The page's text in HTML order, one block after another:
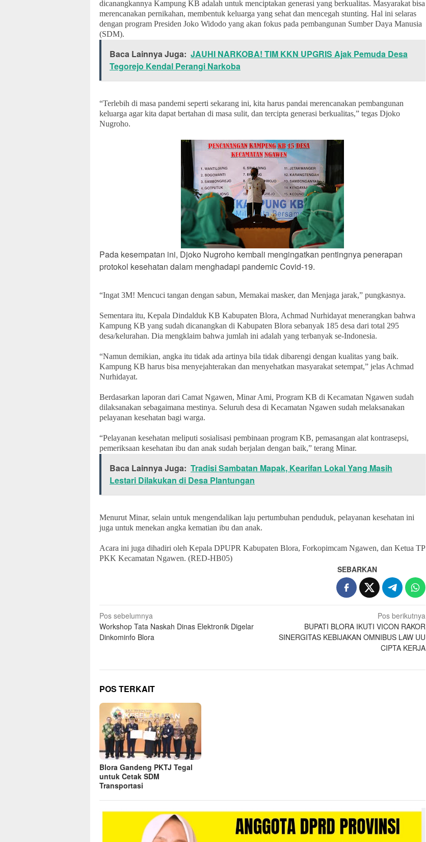
dicanangkannya Kampung KB adalah untuk menciptakan generasi yang berkualitas. Masyarakat bisa
merencanakan pernikahan, membentuk keluarga yang sehat dan mencegah stunting. Hal ini selaras
dengan program Presiden Joko Widodo yang akan fokus pada pembangunan Sumber Daya Manusia
(SDM).
Baca Lainnya Juga: JAUHI NARKOBA! TIM KKN UPGRIS Ajak Pemuda Desa
Tegorejo Kendal Perangi Narkoba
“Terlebih di masa pandemi seperti sekarang ini, kita harus pandai merencanakan pembangunan
keluarga agar kita dapat bertahan di masa sulit, dan tercipta generasi berkualitas,” tegas Djoko
Nugroho.
Pada kesempatan ini, Djoko Nugroho kembali mengingatkan pentingnya penerapan
protokol kesehatan dalam menghadapi pandemic Covid-19.
“Ingat 3M! Mencuci tangan dengan sabun, Memakai masker, dan Menjaga jarak,” pungkasnya.
Sementara itu, Kepala Dindalduk KB Kabupaten Blora, Achmad Nurhidayat menerangkan bahwa
Kampung KB yang sudah dicanangkan di Kabupaten Blora sebanyak 185 desa dari total 295
desa/kelurahan. Dia mengklaim bahwa jumlah ini adalah yang terbanyak se-Indonesia.
“Namun demikian, angka itu tidak ada artinya bila tidak dibarengi dengan kualitas yang baik.
Kampung KB harus bisa menyejahterakan dan menyehatkan masyarakat setempat,” jelas Achmad
Nurhidayat.
Berdasarkan laporan dari Camat Ngawen, Minar Ami, Program KB di Kecamatan Ngawen sudah
dilaksanakan sebagaimana mestinya. Seluruh desa di Kecamatan Ngawen sudah melaksanakan
pelayanan kesehatan bagi warga.
“Pelayanan kesehatan meliputi sosialisasi pembinaan program KB, pemasangan alat kontrasepsi,
pemeriksaan kesehatan ibu dan anak sudah berjalan dengan baik,” terang Minar.
Baca Lainnya Juga: Tradisi Sambatan Mapak, Kearifan Lokal Yang Masih
Lestari Dilakukan di Desa Plantungan
Menurut Minar, selain untuk mengendalikan laju pertumbuhan penduduk, pelayanan kesehatan ini
juga untuk menekan angka kematian ibu dan anak.
Acara ini juga dihadiri oleh Kepala DPUPR Kabupaten Blora, Forkopimcam Ngawen, dan Ketua TP
PKK Kecamatan Ngawen. (RED-HB05)
SEBARKAN
Navigasi
pos
Pos sebelumnya
Workshop Tata Naskah Dinas Elektronik Digelar
Dinkominfo Blora
Pos berikutnya
BUPATI BLORA IKUTI VICON RAKOR
SINERGITAS KEBIJAKAN OMNIBUS LAW UU
CIPTA KERJA
POS TERKAIT
Blora Gandeng PKTJ Tegal
untuk Cetak SDM
Transportasi